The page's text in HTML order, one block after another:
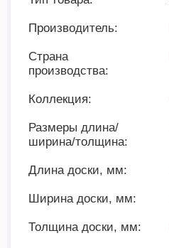
Производитель:
Страна
производства:
Коллекция:
Размеры длина/
ширина/толщина:
Длина доски, мм:
Ширина доски, мм:
Толщина доски, мм: